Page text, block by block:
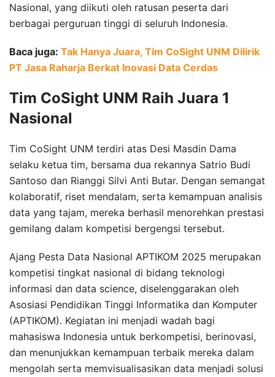
Nasional, yang diikuti oleh ratusan peserta dari
berbagai perguruan tinggi di seluruh Indonesia.
Baca juga: Tak Hanya Juara, Tim CoSight UNM Dilirik
PT Jasa Raharja Berkat Inovasi Data Cerdas
Tim CoSight UNM Raih Juara 1
Nasional
Tim CoSight UNM terdiri atas Desi Masdin Dama
selaku ketua tim, bersama dua rekannya Satrio Budi
Santoso dan Rianggi Silvi Anti Butar. Dengan semangat
kolaboratif, riset mendalam, serta kemampuan analisis
data yang tajam, mereka berhasil menorehkan prestasi
gemilang dalam kompetisi bergengsi tersebut.
Ajang Pesta Data Nasional APTIKOM 2025 merupakan
kompetisi tingkat nasional di bidang teknologi
informasi dan data science, diselenggarakan oleh
Asosiasi Pendidikan Tinggi Informatika dan Komputer
(APTIKOM). Kegiatan ini menjadi wadah bagi
mahasiswa Indonesia untuk berkompetisi, berinovasi,
dan menunjukkan kemampuan terbaik mereka dalam
mengolah serta memvisualisasikan data menjadi solusi